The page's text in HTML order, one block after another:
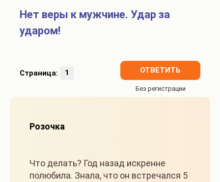
Нет веры к мужчине. Удар за
ударом!
Страница: 1 ОТВЕТИТЬ
Розочка
Что делать? Год назад искренне
полюбила. Знала, что он встречался 5